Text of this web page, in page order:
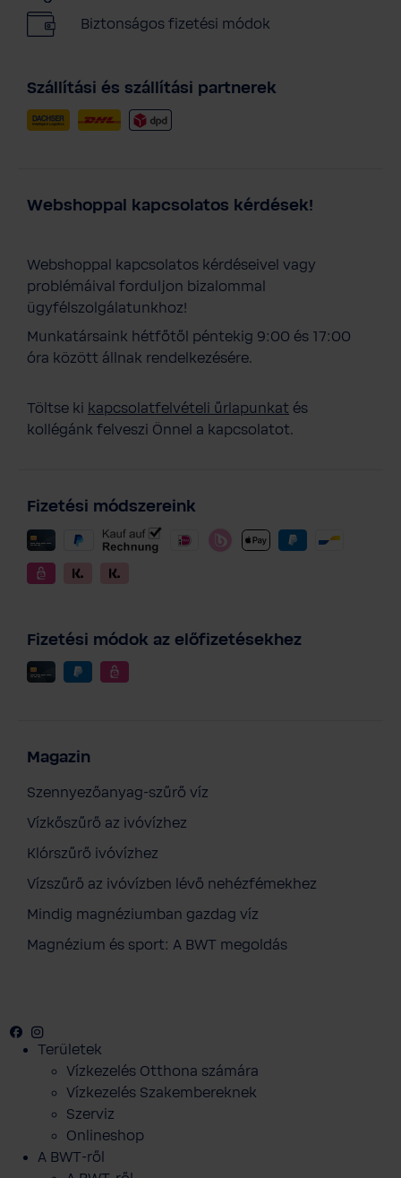
Biztonságos fizetési módok
Szállítási és szállítási partnerek
Webshoppal kapcsolatos kérdések!
Webshoppal kapcsolatos kérdéseivel vagy
problémáival forduljon bizalommal
ügyfélszolgálatunkhoz!
Munkatársaink hétfőtől péntekig 9:00 és 17:00
óra között állnak rendelkezésére.
Töltse ki kapcsolatfelvételi űrlapunkat és
kollégánk felveszi Önnel a kapcsolatot.
Fizetési módszereink
Fizetési módok az előfizetésekhez
Magazin
Szennyezőanyag-szűrő víz
Vízkőszűrő az ivóvízhez
Klórszűrő ivóvízhez
Vízszűrő az ivóvízben lévő nehézfémekhez
Mindig magnéziumban gazdag víz
Magnézium és sport: A BWT megoldás
Facebook
Területek
Vízkezelés Otthona számára
Vízkezelés Szakembereknek
Szerviz
Onlineshop
A BWT-ről